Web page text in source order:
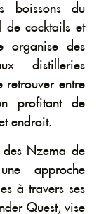
boissons du
de cocktails et
organise des
distilleries
retrouver entre
profitant de
endroit.
Nzema de
à travers ses
Quest, vise